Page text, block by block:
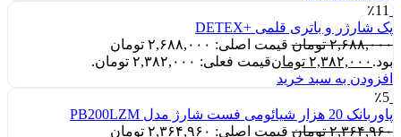
٪11
پک شارژر و باتری قلمی +DETEX
۲,۶۸۸,۰۰۰ تومان
قیمت اصلی: ۲,۶۸۸,۰۰۰ تومان
بود. ۲,۳۸۲,۰۰۰ تومانقیمت فعلی: ۲,۳۸۲,۰۰۰ تومان.
افزودن به سبد خرید
٪5
پاوربانک 20 هزار شیائومی فست شارژ مدل PB200LZM
۲,۳۶۴,۹۶۰ تومان قیمت اصلی: ۲,۳۶۴,۹۶۰ تومان